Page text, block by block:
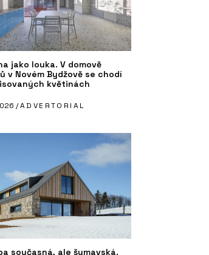
jako louka. V domově
v Novém Bydžově se chodí
květinách
/ADVERTORIAL
současná, ale šumavská.